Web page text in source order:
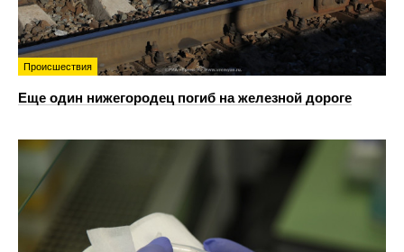
Происшествия
Еще один нижегородец погиб на железной дороге